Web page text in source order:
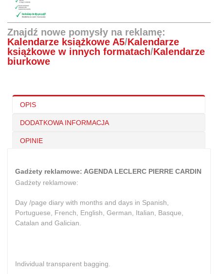
Znajdź nowe pomysły na reklamę:
Kalendarze książkowe A5/Kalendarze
książkowe w innych formatach/Kalendarze
biurkowe
OPIS
DODATKOWA INFORMACJA
OPINIE
Gadżety reklamowe: AGENDA LECLERC PIERRE CARDIN
Gadżety reklamowe:
Day /page diary with months and days in Spanish,
Portuguese, French, English, German, Italian, Basque,
Catalan and Galician.
Individual transparent bagging.